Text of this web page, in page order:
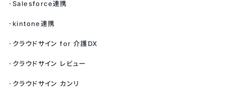
Salesforce連携
kintone連携
クラウドサイン for 介護DX
クラウドサイン レビュー
クラウドサイン カンリ